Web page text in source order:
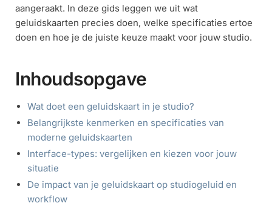
aangeraakt. In deze gids leggen we uit wat
geluidskaarten precies doen, welke specificaties ertoe
doen en hoe je de juiste keuze maakt voor jouw studio.
Inhoudsopgave
Wat doet een geluidskaart in je studio?
Belangrijkste kenmerken en specificaties van
moderne geluidskaarten
Interface-types: vergelijken en kiezen voor jouw
situatie
De impact van je geluidskaart op studiogeluid en
workflow